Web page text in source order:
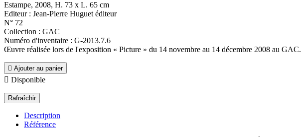
Estampe, 2008, H. 73 x L. 65 cm
Editeur : Jean-Pierre Huguet éditeur
N° 72
Collection : GAC
Numéro d'inventaire : G-2013.7.6
Œuvre réalisée lors de l'exposition « Picture » du 14 novembre au 14 décembre 2008 au GAC.
 Ajouter au panier
 Disponible
Description
Référence